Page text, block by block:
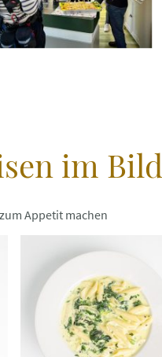
im Bild
Appetit machen